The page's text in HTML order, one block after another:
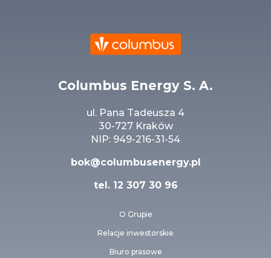
Columbus Energy S. A.
ul. Pana Tadeusza 4
30-727 Kraków
NIP: 949-216-31-54
bok@columbusenergy.pl
tel.12 307 30 96
O Grupie
Relacje inwestorskie
Biuro prasowe